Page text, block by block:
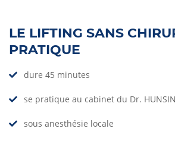
LE LIFTING SANS
PRATIQUE
dure 45 minutes
se pratique au cabinet du Dr.
sous anesthésie locale